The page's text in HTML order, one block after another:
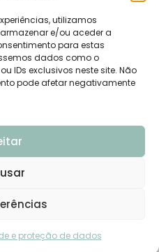
utilizamos
e/ou aceder a
para estas
dados como o
IDs exclusivos neste site. Não
pode afetar negativamente
e proteção de dados